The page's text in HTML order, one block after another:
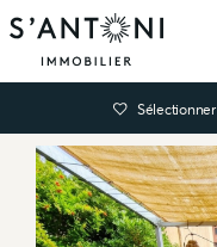
Sélectionner